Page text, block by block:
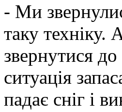
- Ми
таку техніку.
звернутися
ситуація
падає сніг і